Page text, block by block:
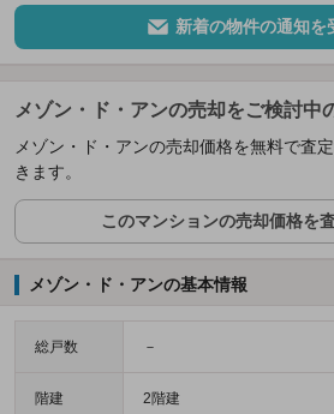
新着の物件の通知を
メゾン・ド・アンの売却をご検討中
メゾン・ド・アンの売却価格を無料で査
きます。
このマンションの売却価格を査
メゾン・ド・アンの基本情報
総戸数 －
階建 2階建